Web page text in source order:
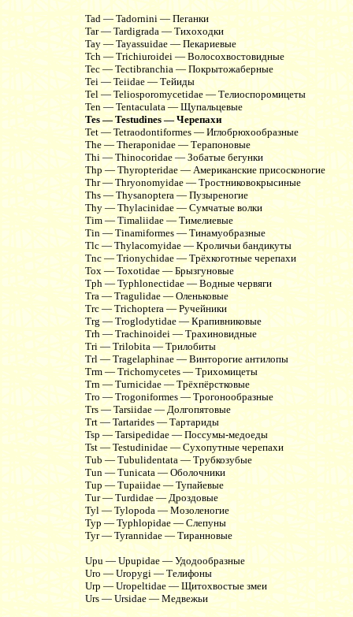
Tad — Tadornini — Пеганки
Tar — Tardigrada — Тихоходки
Tay — Tayassuidae — Пекариевые
Tch — Trichiuroidei — Волосохвостовидные
Tec — Tectibranchia — Покрытожаберные
Tei — Teiidae — Тейиды
Tel — Teliosporomycetidae — Телиоспоромицеты
Ten — Tentaculata — Щупальцевые
Tes — Testudines — Черепахи
Tet — Tetraodontiformes — Иглобрюхообразные
The — Theraponidae — Терапоновые
Thi — Thinocoridae — Зобатые бегунки
Thp — Thyropteridae — Американские присосконогие
Thr — Thryonomyidae — Тростниковокрысиные
Ths — Thysanoptera — Пузыреногие
Thy — Thylacinidae — Сумчатые волки
Tim — Timaliidae — Тимелиевые
Tin — Tinamiformes — Тинамуобразные
Tlc — Thylacomyidae — Кроличьи бандикуты
Tnc — Trionychidae — Трёхкоготные черепахи
Tox — Toxotidae — Брызгуновые
Tph — Typhlonectidae — Водные червяги
Tra — Tragulidae — Оленьковые
Trc — Trichoptera — Ручейники
Trg — Troglodytidae — Крапивниковые
Trh — Trachinoidei — Трахиновидные
Tri — Trilobita — Трилобиты
Trl — Tragelaphinae — Винторогие антилопы
Trm — Trichomycetes — Трихомицеты
Trn — Turnicidae — Трёхпёрстковые
Tro — Trogoniformes — Трогонообразные
Trs — Tarsiidae — Долгопятовые
Trt — Tartarides — Тартариды
Tsp — Tarsipedidae — Поссумы-медоеды
Tst — Testudinidae — Сухопутные черепахи
Tub — Tubulidentata — Трубкозубые
Tun — Tunicata — Оболочники
Tup — Tupaiidae — Тупайевые
Tur — Turdidae — Дроздовые
Tyl — Tylopoda — Мозоленогие
Typ — Typhlopidae — Слепуны
Tyr — Tyrannidae — Тиранновые
Upu — Upupidae — Удодообразные
Uro — Uropygi — Телифоны
Urp — Uropeltidae — Щитохвостые змеи
Urs — Ursidae — Медвежьи